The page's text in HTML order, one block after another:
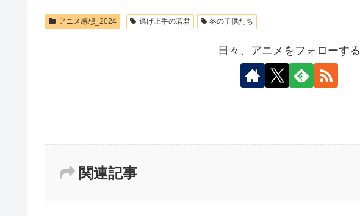
アニメ感想_2024 逃げ上手の若君 冬の子供たち
日々、アニメをフォローする
関連記事